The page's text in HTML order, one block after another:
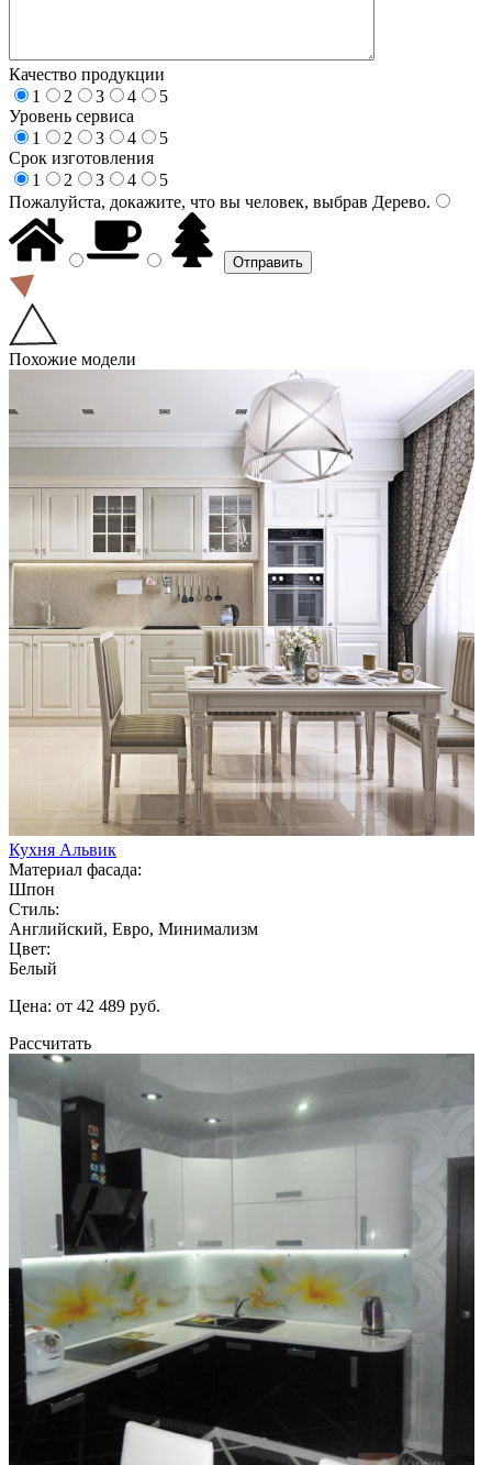
Качество продукции
1
2 3 4
5
Уровень сервиса
1
2 3 4
5
Срок изготовления
1
2 3 4
5
Пожалуйста, докажите, что вы человек, выбрав Дерево.
Похожие модели
Кухня Альвик
Материал фасада:
Шпон
Стиль:
Английский, Евро, Минимализм
Цвет:
Белый
Цена: от 42 489 руб.
Рассчитать